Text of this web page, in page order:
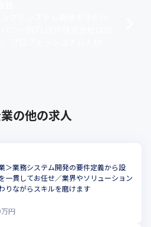
の他の求人
＞業務システム開発の要件定義から設
一貫してお任せ／業界やソリューション
りながらスキルを磨けます
万円